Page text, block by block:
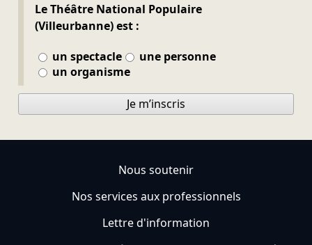
Le Théâtre National Populaire
(Villeurbanne) est :
un spectacle
une personne
un organisme
Je m’inscris
Nous soutenir
Nos services aux professionnels
Lettre d'information